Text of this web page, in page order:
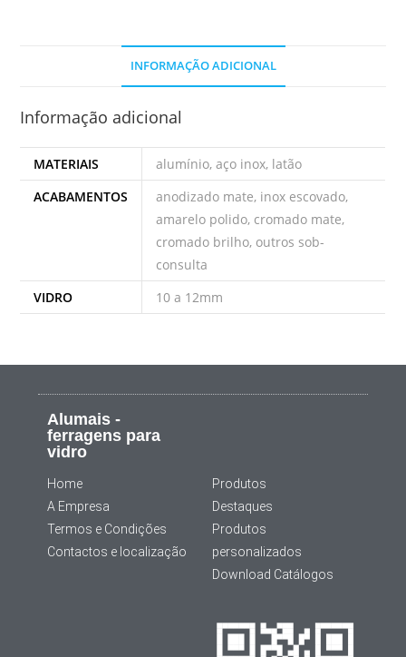
INFORMAÇÃO ADICIONAL
Informação adicional
MATERIAIS
alumínio, aço inox, latão
ACABAMENTOS
anodizado mate, inox escovado,
amarelo polido, cromado mate,
cromado brilho, outros sob-
consulta
VIDRO
10 a 12mm
Alumais -
ferragens para
vidro
Home
A Empresa
Termos e Condições
Contactos e localização
Produtos
Destaques
Produtos
personalizados
Download Catálogos